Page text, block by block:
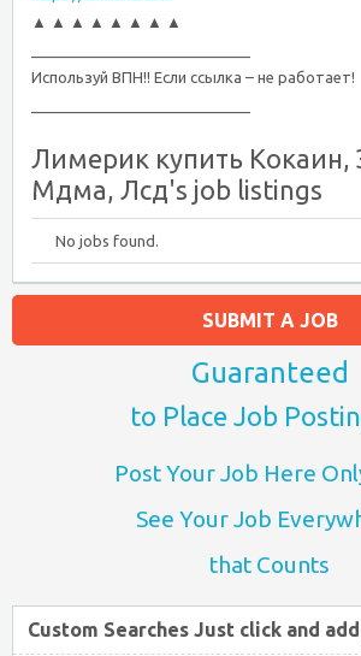
▲ ▲ ▲ ▲ ▲ ▲ ▲ ▲
Используй ВПН!! Если ссылка – не работает!
Лимерик купить Кокаин,
Мдма, Лсд's job listings
No jobs found.
SUBMIT A JOB
Guaranteed
to Place Job
Post Your Job Here
See Your Job
that Counts
Custom Searches Just click and